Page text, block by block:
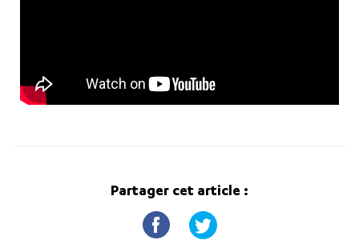
Partager cet article :